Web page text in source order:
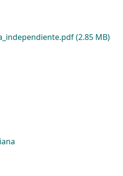
(2.85 MB)